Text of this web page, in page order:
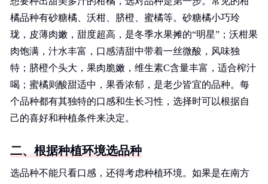
橘品种有砂糖橘、沃柑、脐橙、蜜橘等。砂糖橘小巧玲
珑，皮薄肉嫩，甜度超高，是冬季水果摊的“明星”；沃柑果
肉饱满，汁水丰富，口感清甜中带着一丝微酸，风味独
特；脐橙个头大，果肉脆嫩，维生素C含量丰富，适合榨汁
喝；蜜橘则酸甜适中，果香浓郁，是老少皆宜的品种。每
个品种都有其独特的口感和生长习性，选择时可以根据自
己的喜好和种植条件来决定。
二、根据种植环境选品种
选品种不能只看口感，还得考虑种植环境。如果是在南方